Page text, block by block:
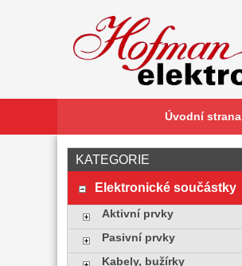
Úvodní strana
KATEGORIE
Elektronické součástky
Aktivní prvky
Pasivní prvky
Kabely, bužírky